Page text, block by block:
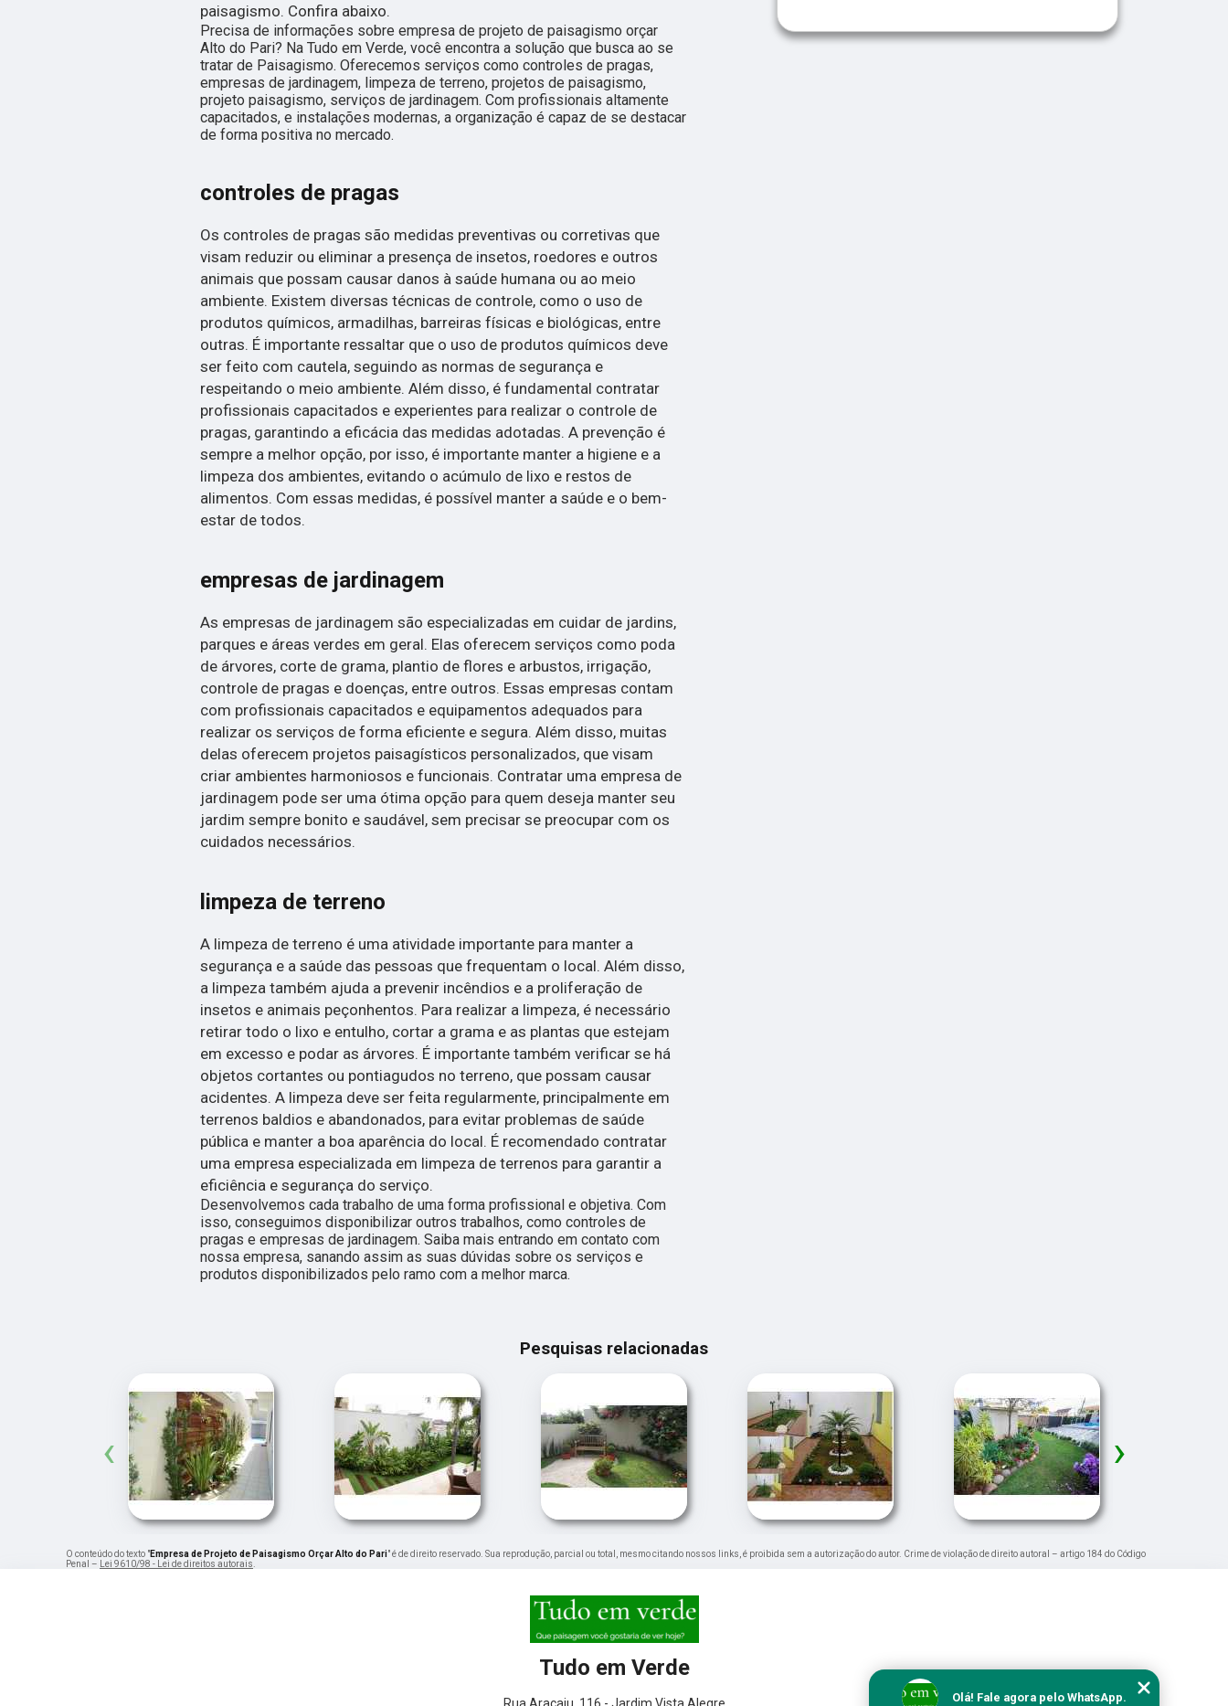
paisagismo. Confira abaixo.
Precisa de informações sobre empresa de projeto de paisagismo orçar
Alto do Pari? Na Tudo em Verde, você encontra a solução que busca ao se
tratar de Paisagismo. Oferecemos serviços como controles de pragas,
empresas de jardinagem, limpeza de terreno, projetos de paisagismo,
projeto paisagismo, serviços de jardinagem. Com profissionais altamente
capacitados, e instalações modernas, a organização é capaz de se destacar
de forma positiva no mercado.
controles de pragas
Os controles de pragas são medidas preventivas ou corretivas que
visam reduzir ou eliminar a presença de insetos, roedores e outros
animais que possam causar danos à saúde humana ou ao meio
ambiente. Existem diversas técnicas de controle, como o uso de
produtos químicos, armadilhas, barreiras físicas e biológicas, entre
outras. É importante ressaltar que o uso de produtos químicos deve
ser feito com cautela, seguindo as normas de segurança e
respeitando o meio ambiente. Além disso, é fundamental contratar
profissionais capacitados e experientes para realizar o controle de
pragas, garantindo a eficácia das medidas adotadas. A prevenção é
sempre a melhor opção, por isso, é importante manter a higiene e a
limpeza dos ambientes, evitando o acúmulo de lixo e restos de
alimentos. Com essas medidas, é possível manter a saúde e o bem-
estar de todos.
empresas de jardinagem
As empresas de jardinagem são especializadas em cuidar de jardins,
parques e áreas verdes em geral. Elas oferecem serviços como poda
de árvores, corte de grama, plantio de flores e arbustos, irrigação,
controle de pragas e doenças, entre outros. Essas empresas contam
com profissionais capacitados e equipamentos adequados para
realizar os serviços de forma eficiente e segura. Além disso, muitas
delas oferecem projetos paisagísticos personalizados, que visam
criar ambientes harmoniosos e funcionais. Contratar uma empresa de
jardinagem pode ser uma ótima opção para quem deseja manter seu
jardim sempre bonito e saudável, sem precisar se preocupar com os
cuidados necessários.
limpeza de terreno
A limpeza de terreno é uma atividade importante para manter a
segurança e a saúde das pessoas que frequentam o local. Além disso,
a limpeza também ajuda a prevenir incêndios e a proliferação de
insetos e animais peçonhentos. Para realizar a limpeza, é necessário
retirar todo o lixo e entulho, cortar a grama e as plantas que estejam
em excesso e podar as árvores. É importante também verificar se há
objetos cortantes ou pontiagudos no terreno, que possam causar
acidentes. A limpeza deve ser feita regularmente, principalmente em
terrenos baldios e abandonados, para evitar problemas de saúde
pública e manter a boa aparência do local. É recomendado contratar
uma empresa especializada em limpeza de terrenos para garantir a
eficiência e segurança do serviço.
Desenvolvemos cada trabalho de uma forma profissional e objetiva. Com
isso, conseguimos disponibilizar outros trabalhos, como controles de
pragas e empresas de jardinagem. Saiba mais entrando em contato com
nossa empresa, sanando assim as suas dúvidas sobre os serviços e
produtos disponibilizados pelo ramo com a melhor marca.
Pesquisas relacionadas
‹ ›
O conteúdo do texto "Empresa de Projeto de Paisagismo Orçar Alto do Pari" é de direito reservado. Sua reprodução, parcial ou total, mesmo citando nossos links, é proibida sem a autorização do autor. Crime de violação de direito autoral – artigo 184 do Código
Penal –
Lei 9610/98 - Lei de direitos autorais
Tudo em Verde
Olá! Fale agora pelo WhatsApp.